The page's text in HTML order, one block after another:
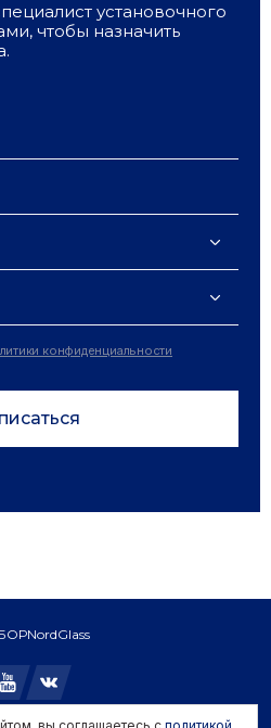
установочного
чтобы назначить
конфиденциальности
NordGlass